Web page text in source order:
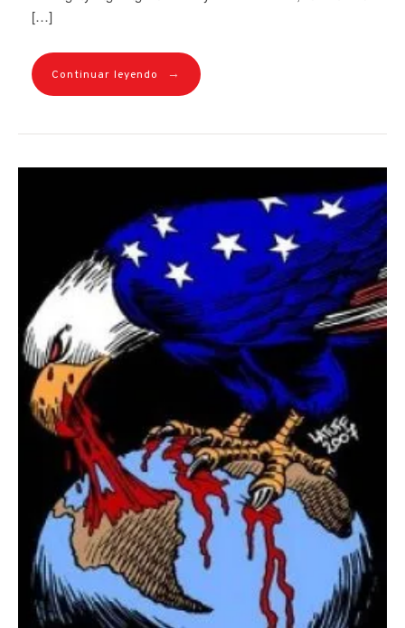
[…]
Continuar leyendo →